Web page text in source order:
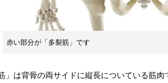
赤い部分が「多裂筋」です
」は背骨の両サイドに縦長についている筋